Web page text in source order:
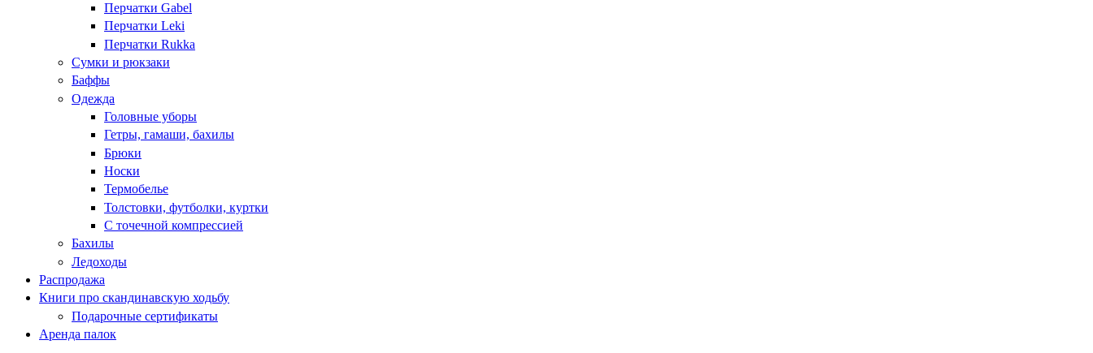
Перчатки Gabel
Перчатки Leki
Перчатки Rukka
Сумки и рюкзаки
Баффы
Одежда
Головные уборы
Гетры, гамаши, бахилы
Брюки
Носки
Термобелье
Толстовки, футболки, куртки
С точечной компрессией
Бахилы
Ледоходы
Распродажа
Книги про скандинавскую ходьбу
Подарочные сертификаты
Аренда палок